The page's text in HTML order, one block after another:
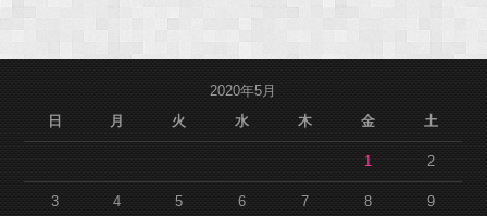
2020年5月
日
月 火 水 木 金 土
1 2
3 4 5 6 7 8 9